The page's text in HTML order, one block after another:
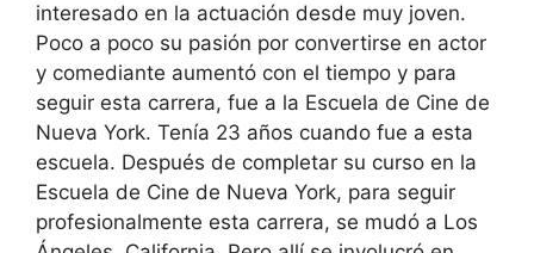
interesado en la actuación desde muy joven.
Poco a poco su pasión por convertirse en actor
y comediante aumentó con el tiempo y para
seguir esta carrera, fue a la Escuela de Cine de
Nueva York. Tenía 23 años cuando fue a esta
escuela. Después de completar su curso en la
Escuela de Cine de Nueva York, para seguir
profesionalmente esta carrera, se mudó a Los